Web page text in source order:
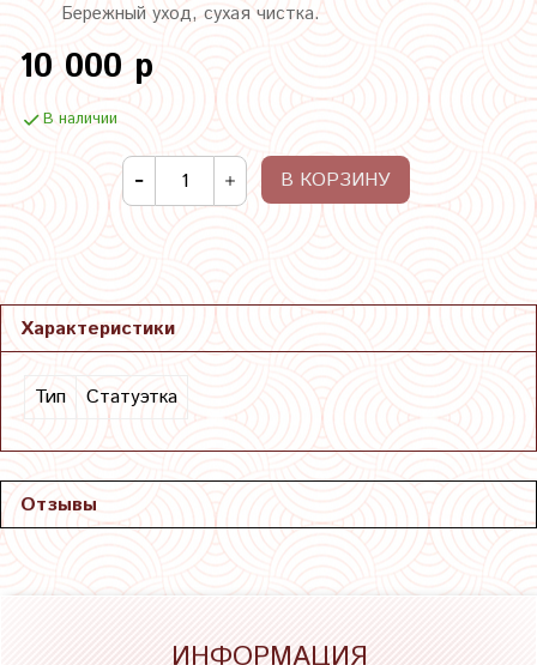
Бережный уход, сухая чистка.
10 000 р
В наличии
В КОРЗИНУ
Характеристики
Тип Статуэтка
Отзывы
ИНФОРМАЦИЯ